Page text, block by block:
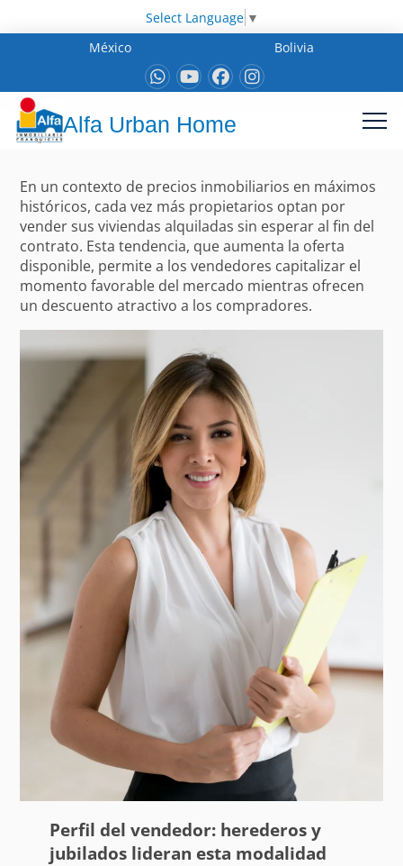
Select Language ▼
México
Bolivia
Alfa Urban Home
En un contexto de precios inmobiliarios en máximos
históricos, cada vez más propietarios optan por
vender sus viviendas alquiladas sin esperar al fin del
contrato. Esta tendencia, que aumenta la oferta
disponible, permite a los vendedores capitalizar el
momento favorable del mercado mientras ofrecen
un descuento atractivo a los compradores.
Perfil del vendedor: herederos y
jubilados lideran esta modalidad